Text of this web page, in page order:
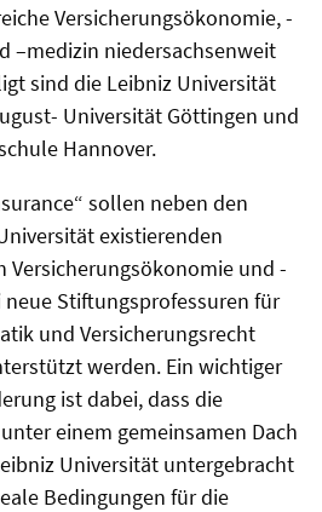
Versicherungsökonomie, -
–medizin niedersachsenweit
sind die Leibniz Universität
Universität Göttingen und
Hannover.
sollen neben den
existierenden
Versicherungsökonomie und -
Stiftungsprofessuren für
und Versicherungsrecht
werden. Ein wichtiger
ist dabei, dass die
einem gemeinsamen Dach
Universität untergebracht
Bedingungen für die